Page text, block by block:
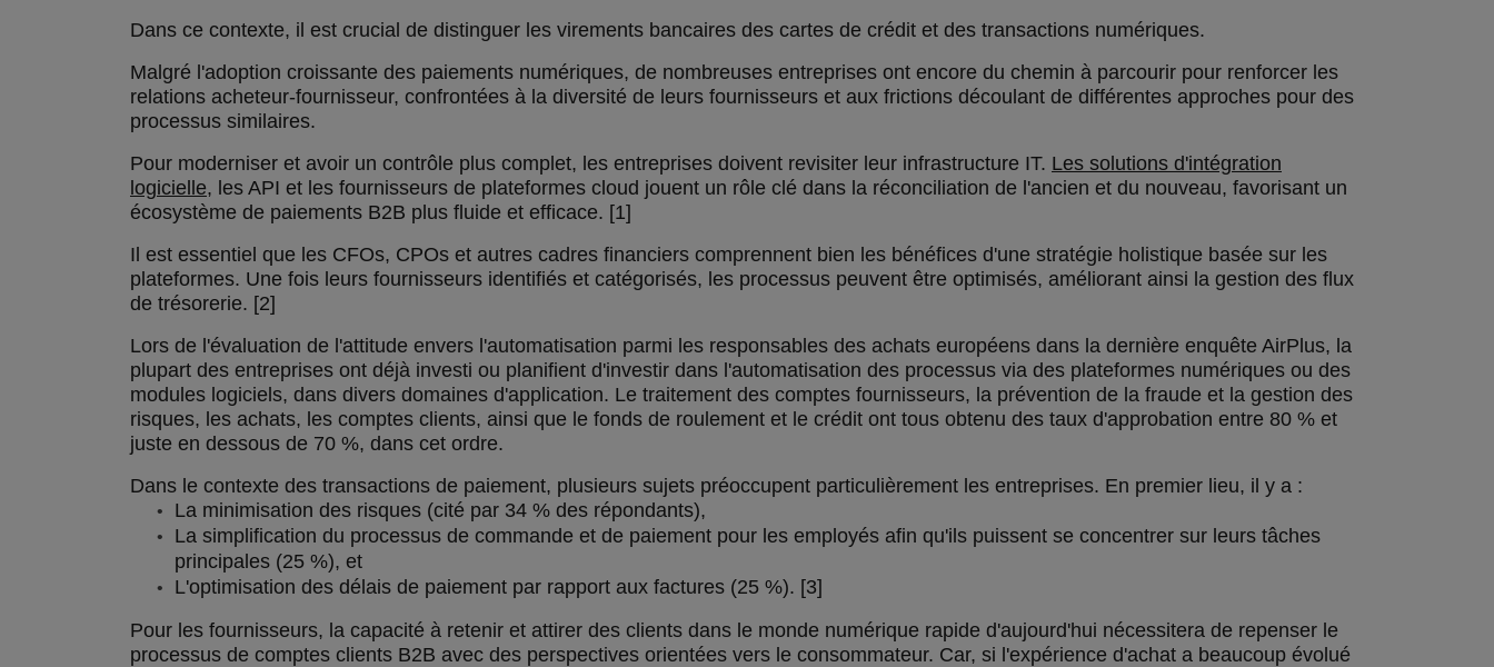
Dans ce contexte, il est crucial de distinguer les virements bancaires des cartes de crédit et des transactions numériques.
Malgré l'adoption croissante des paiements numériques, de nombreuses entreprises ont encore du chemin à parcourir pour renforcer les
relations acheteur-fournisseur, confrontées à la diversité de leurs fournisseurs et aux frictions découlant de différentes approches pour des
processus similaires.
Pour moderniser et avoir un contrôle plus complet, les entreprises doivent revisiter leur infrastructure IT. Les solutions d'intégration
logicielle, les API et les fournisseurs de plateformes cloud jouent un rôle clé dans la réconciliation de l'ancien et du nouveau, favorisant un
écosystème de paiements B2B plus fluide et efficace. [1]
Il est essentiel que les CFOs, CPOs et autres cadres financiers comprennent bien les bénéfices d'une stratégie holistique basée sur les
plateformes. Une fois leurs fournisseurs identifiés et catégorisés, les processus peuvent être optimisés, améliorant ainsi la gestion des flux
de trésorerie. [2]
Lors de l'évaluation de l'attitude envers l'automatisation parmi les responsables des achats européens dans la dernière enquête AirPlus, la
plupart des entreprises ont déjà investi ou planifient d'investir dans l'automatisation des processus via des plateformes numériques ou des
modules logiciels, dans divers domaines d'application. Le traitement des comptes fournisseurs, la prévention de la fraude et la gestion des
risques, les achats, les comptes clients, ainsi que le fonds de roulement et le crédit ont tous obtenu des taux d'approbation entre 80 % et
juste en dessous de 70 %, dans cet ordre.
Dans le contexte des transactions de paiement, plusieurs sujets préoccupent particulièrement les entreprises. En premier lieu, il y a :
La minimisation des risques (cité par 34 % des répondants),
La simplification du processus de commande et de paiement pour les employés afin qu'ils puissent se concentrer sur leurs tâches
principales (25 %), et
L'optimisation des délais de paiement par rapport aux factures (25 %). [3]
Pour les fournisseurs, la capacité à retenir et attirer des clients dans le monde numérique rapide d'aujourd'hui nécessitera de repenser le
processus de comptes clients B2B avec des perspectives orientées vers le consommateur. Car, si l'expérience d'achat a beaucoup évolué